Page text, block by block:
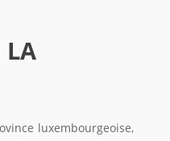
LA
luxembourgeoise,